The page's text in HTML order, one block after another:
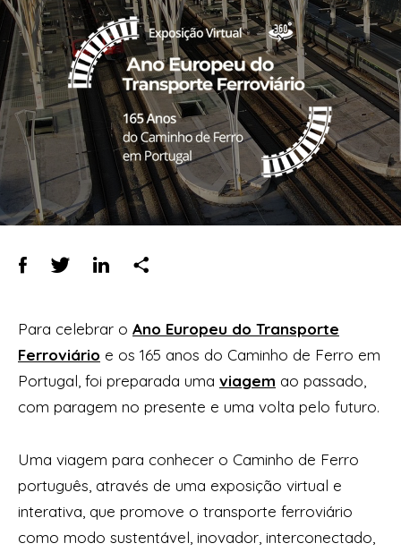
Para celebrar o Ano Europeu do Transporte
Ferroviário e os 165 anos do Caminho de Ferro em
Portugal, foi preparada uma viagem ao passado,
com paragem no presente e uma volta pelo futuro.
Uma viagem para conhecer o Caminho de Ferro
português, através de uma exposição virtual e
interativa, que promove o transporte ferroviário
como modo sustentável, inovador, interconectado,